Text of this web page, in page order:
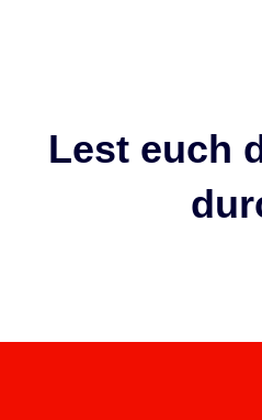
Lest euch